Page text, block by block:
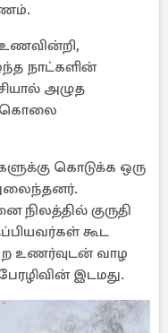
நாட்களின்
அழுத
கொடுக்க ஒரு
அலைந்தனர்.
குருதி
கூட
உணர்வுடன் வாழ
இடமது.